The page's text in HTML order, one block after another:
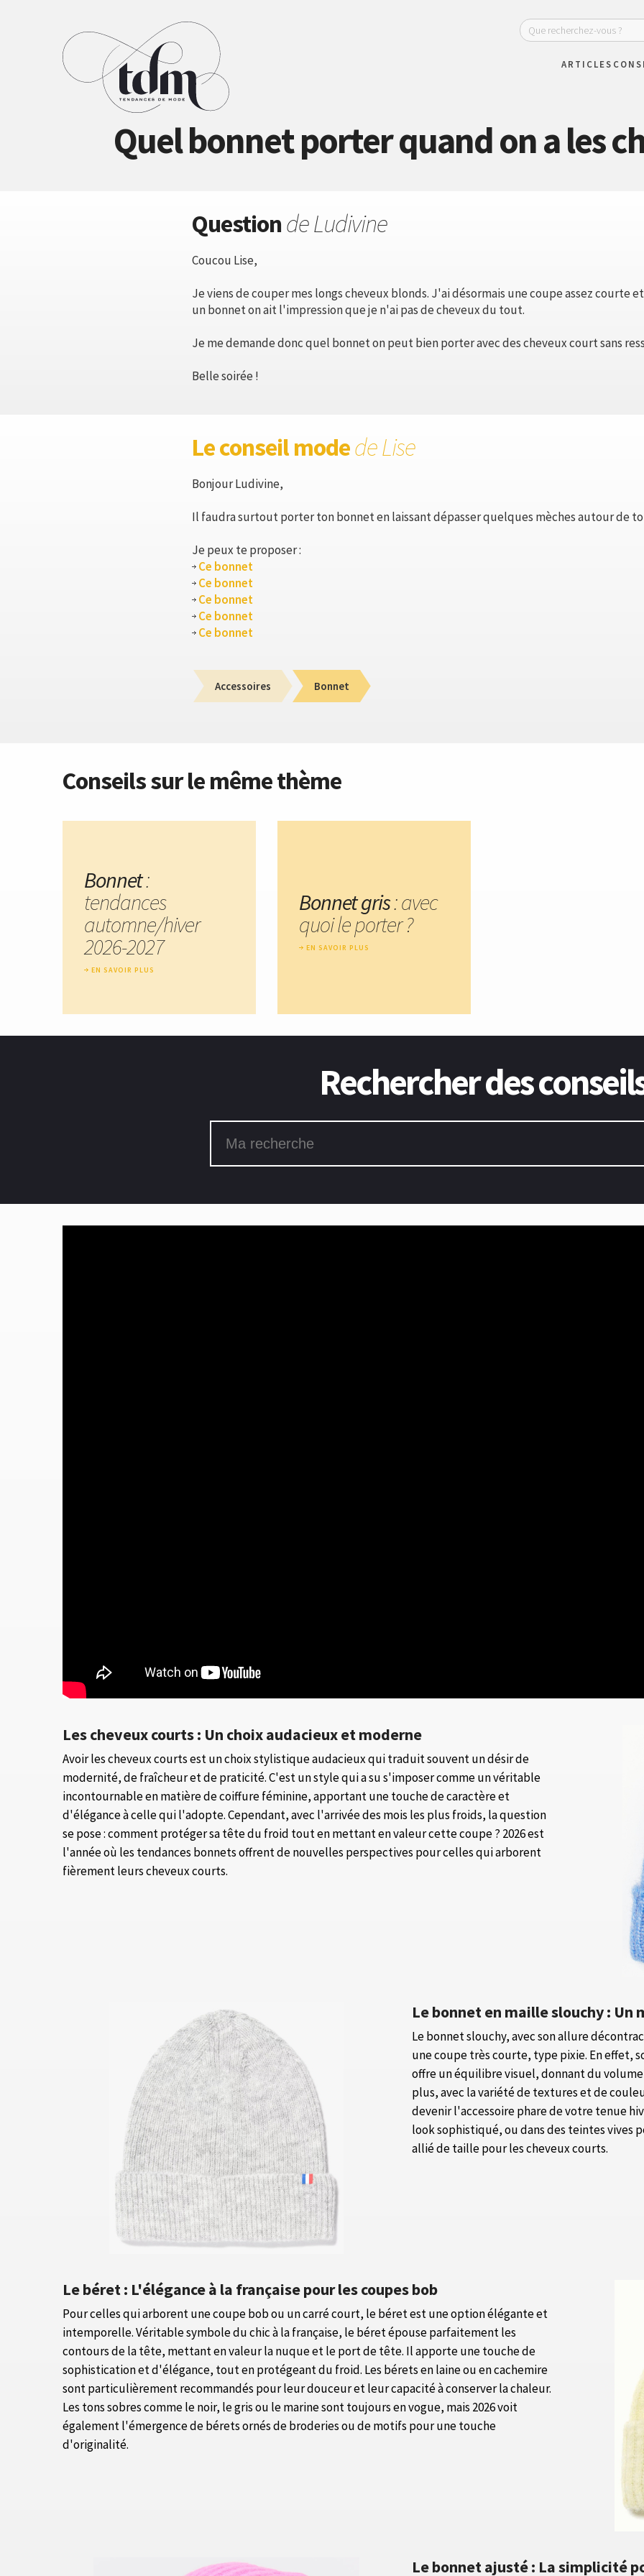
ARTICLES
Quel bonnet porter quand on a les
Questionde Ludivine
Coucou Lise,
Je viens de couper mes longs cheveux blonds. J'ai désormais une coupe assez courte
un bonnet on ait l'impression que je n'ai pas de cheveux du tout.
Je me demande donc quel bonnet on peut bien porter avec des cheveux court sans
Belle soirée !
Le conseil modede Lise
Bonjour Ludivine,
Il faudra surtout porter ton bonnet en laissant dépasser quelques mèches autour de
Je peux te proposer :
Ce bonnet
Ce bonnet
Ce bonnet
Ce bonnet
Ce bonnet
Accessoires Bonnet
Les cheveux courts : Un choix audacieux et moderne
Avoir les cheveux courts est un choix stylistique audacieux qui traduit souvent un désir de
modernité, de fraîcheur et de praticité. C'est un style qui a su s'imposer comme un véritable
incontournable en matière de coiffure féminine, apportant une touche de caractère et
d'élégance à celle qui l'adopte. Cependant, avec l'arrivée des mois les plus froids, la question
se pose : comment protéger sa tête du froid tout en mettant en valeur cette coupe ? 2026 est
l'année où les tendances bonnets offrent de nouvelles perspectives pour celles qui arborent
fièrement leurs cheveux courts.
Le bonnet en maille slouchy : Un
Le bonnet slouchy, avec son allure
une coupe très courte, type pixie. En effet,
offre un équilibre visuel, donnant du
plus, avec la variété de textures et de
devenir l'accessoire phare de votre tenue
look sophistiqué, ou dans des teintes vives
allié de taille pour les cheveux courts.
Le béret : L'élégance à la française pour les coupes bob
Pour celles qui arborent une coupe bob ou un carré court, le béret est une option élégante et
intemporelle. Véritable symbole du chic à la française, le béret épouse parfaitement les
contours de la tête, mettant en valeur la nuque et le port de tête. Il apporte une touche de
sophistication et d'élégance, tout en protégeant du froid. Les bérets en laine ou en cachemire
sont particulièrement recommandés pour leur douceur et leur capacité à conserver la chaleur.
Les tons sobres comme le noir, le gris ou le marine sont toujours en vogue, mais 2026 voit
également l'émergence de bérets ornés de broderies ou de motifs pour une touche
d'originalité.
Le bonnet ajusté : La simplicité
Conseils sur le même thème
Bonnet:
tendances
automne/hiver
2026-2027
EN SAVOIR PLUS
Bonnet gris: avec
quoi le porter ?
EN SAVOIR PLUS
Rechercher des